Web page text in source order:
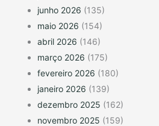
junho 2026 (135)
maio 2026 (154)
abril 2026 (146)
março 2026 (175)
fevereiro 2026 (180)
janeiro 2026 (139)
dezembro 2025 (162)
novembro 2025 (159)